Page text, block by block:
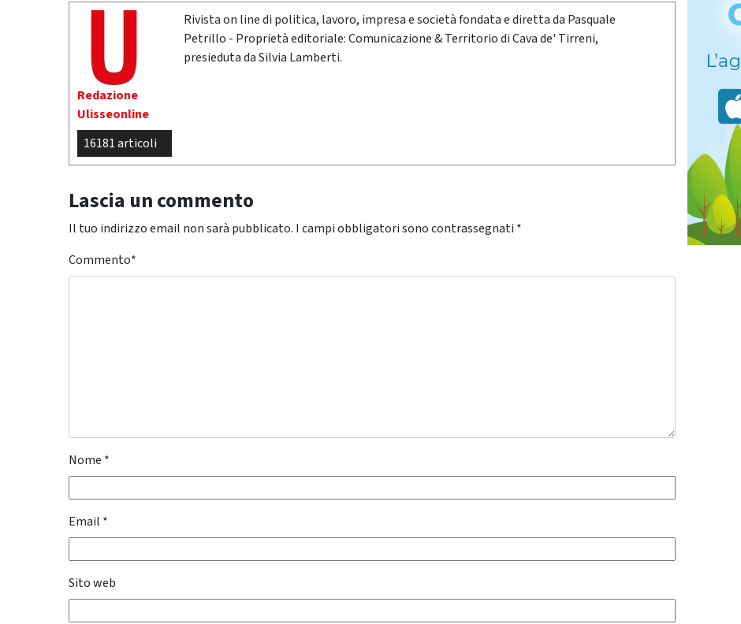
Redazione
Ulisseonline
16181 articoli
Rivista on line di politica, lavoro, impresa e società fondata e diretta da Pasquale
Petrillo - Proprietà editoriale: Comunicazione & Territorio di Cava de' Tirreni,
presieduta da Silvia Lamberti.
Lascia un commento
Il tuo indirizzo email non sarà pubblicato. I campi obbligatori sono contrassegnati *
Commento*
Nome *
Email *
Sito web